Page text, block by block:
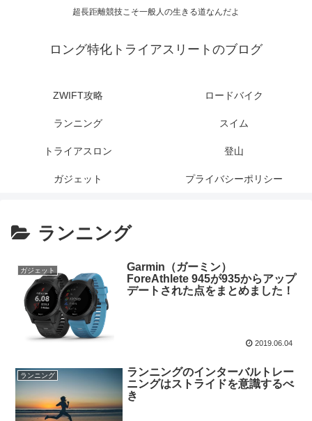
超長距離競技こそ一般人の生きる道なんだよ
ロング特化トライアスリートのブログ
ZWIFT攻略 ロードバイク
ランニング スイム
トライアスロン 登山
ガジェット プライバシーポリシー
ランニング
ガジェット
Garmin（ガーミン）
ForeAthlete 945が935からアップ
デートされた点をまとめました！
2019.06.04
ランニング
ランニングのインターバルトレー
ニングはストライドを意識するべ
き